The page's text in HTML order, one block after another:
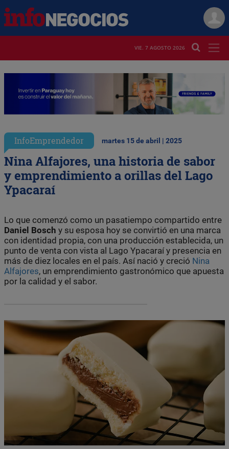
VIE. 7 AGOSTO 2026
InfoEmprendedor martes 15 de abril | 2025
Nina Alfajores, una historia de sabor
y emprendimiento a orillas del Lago
Ypacaraí
Lo que comenzó como un pasatiempo compartido entre
Daniel Bosch y su esposa hoy se convirtió en una marca
con identidad propia, con una producción establecida, un
punto de venta con vista al Lago Ypacaraí y presencia en
más de diez locales en el país. Así nació y creció Nina
Alfajores, un emprendimiento gastronómico que apuesta
por la calidad y el sabor.